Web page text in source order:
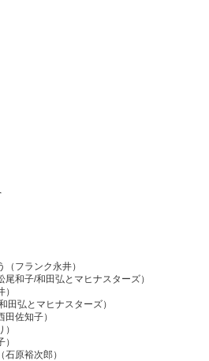
フランク永井）
和子/和田弘とマヒナスターズ）
田弘とマヒナスターズ）
佐知子）
原裕次郎）